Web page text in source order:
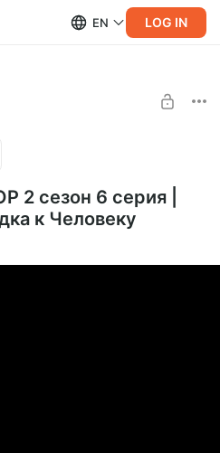
EN LOG IN
2 сезон 6 серия |
к Человеку